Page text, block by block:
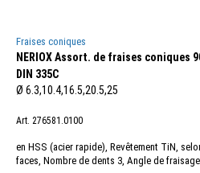
Fraises coniques
NERIOX Assort. de fraises coniques
DIN 335C
Ø 6.3,10.4,16.5,20.5,25
Art. 276581.0100
en HSS (acier rapide), Revêtement TiN,
faces, Nombre de dents 3, Angle de